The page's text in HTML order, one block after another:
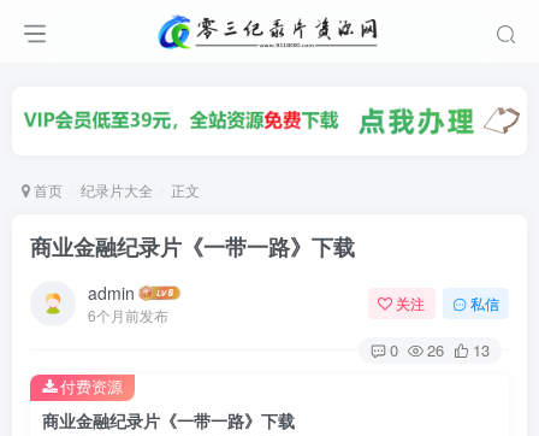
首页 纪录片大全 正文
商业金融纪录片《一带一路》下载
admin
6个月前发布
关注 私信
0 26 13
商业金融纪录片《一带一路》下载
付费资源